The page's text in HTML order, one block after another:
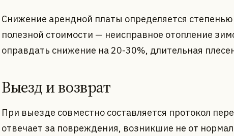
Снижение арендной платы определяется
полезной стоимости — неисправное отопление
оправдать снижение на 20-30%, длительная
Выезд и возврат
При выезде совместно составляется протокол
отвечает за повреждения, возникшие не от